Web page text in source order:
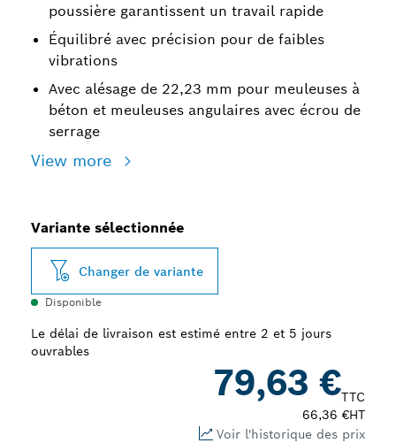
poussière garantissent un travail rapide
Équilibré avec précision pour de faibles
vibrations
Avec alésage de 22,23 mm pour meuleuses à
béton et meuleuses angulaires avec écrou de
serrage
View more
Variante sélectionnée
Changer de variante
Disponible
Le délai de livraison est estimé entre 2 et 5 jours
ouvrables
79,63 €TTC
66,36 €HT
Voir l'historique des prix